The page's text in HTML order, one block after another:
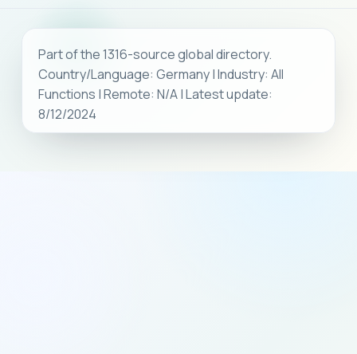
Part of the 1316-source global directory.
Country/Language: Germany | Industry: All
Functions | Remote: N/A | Latest update:
8/12/2024